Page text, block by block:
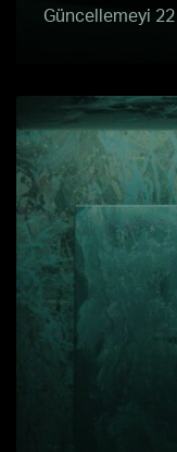
Güncellemeyi